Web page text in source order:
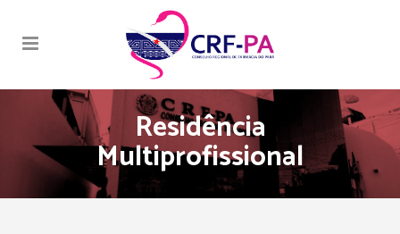
Residência
Multiprofissional